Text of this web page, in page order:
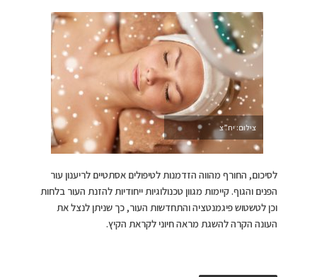
צילום: יח”צ
לסיכום, החורף מהווה הזדמנות לטיפולים אסתטיים לריענון עור
הפנים והגוף. קיימות מגוון טכנולוגיות ייחודיות להזנת העור בלחות
וכן לטשטוש פיגמנטציה והתחדשות העור, כך שניתן לנצל את
העונה הקרה להשגת מראה חיוני לקראת הקיץ.